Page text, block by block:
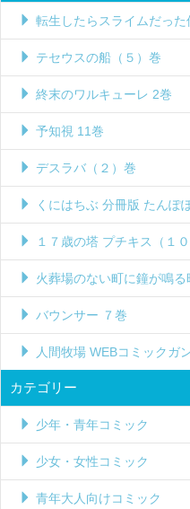
転生したらスライムだった
テセウスの船（５）巻
終末のワルキューレ 2巻
予知視 11巻
デスラバ（２）巻
くにはちぶ 分冊版 たんぽ
１７歳の塔 プチキス（１
火葬場のない町に鐘が鳴る
バウンサー ７巻
人間牧場 WEBコミックガ
カテゴリー
少年・青年コミック
少女・女性コミック
青年大人向けコミック